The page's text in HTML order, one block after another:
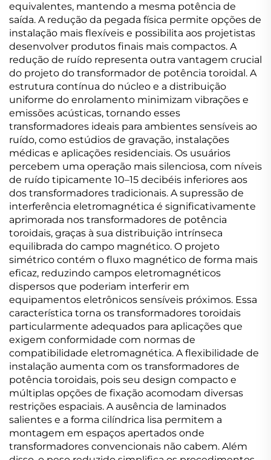
equivalentes, mantendo a mesma potência de
saída. A redução da pegada física permite opções de
instalação mais flexíveis e possibilita aos projetistas
desenvolver produtos finais mais compactos. A
redução de ruído representa outra vantagem crucial
do projeto do transformador de potência toroidal. A
estrutura contínua do núcleo e a distribuição
uniforme do enrolamento minimizam vibrações e
emissões acústicas, tornando esses
transformadores ideais para ambientes sensíveis ao
ruído, como estúdios de gravação, instalações
médicas e aplicações residenciais. Os usuários
percebem uma operação mais silenciosa, com níveis
de ruído tipicamente 10–15 decibéis inferiores aos
dos transformadores tradicionais. A supressão de
interferência eletromagnética é significativamente
aprimorada nos transformadores de potência
toroidais, graças à sua distribuição intrínseca
equilibrada do campo magnético. O projeto
simétrico contém o fluxo magnético de forma mais
eficaz, reduzindo campos eletromagnéticos
dispersos que poderiam interferir em
equipamentos eletrônicos sensíveis próximos. Essa
característica torna os transformadores toroidais
particularmente adequados para aplicações que
exigem conformidade com normas de
compatibilidade eletromagnética. A flexibilidade de
instalação aumenta com os transformadores de
potência toroidais, pois seu design compacto e
múltiplas opções de fixação acomodam diversas
restrições espaciais. A ausência de laminados
salientes e a forma cilíndrica lisa permitem a
montagem em espaços apertados onde
transformadores convencionais não cabem. Além